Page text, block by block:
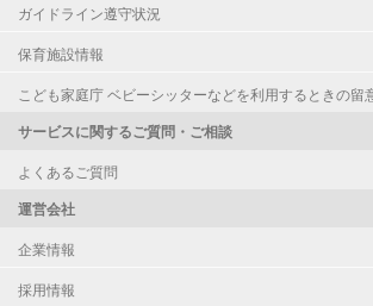
ガイドライン遵守状況
保育施設情報
こども家庭庁 ベビーシッターなどを利用するときの留
サービスに関するご質問・ご相談
よくあるご質問
運営会社
企業情報
採用情報